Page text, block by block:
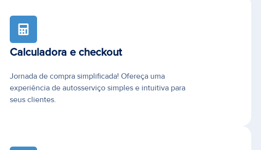
Calculadora e checkout
Jornada de compra simplificada! Ofereça uma
experiência de autosserviço simples e intuitiva para
seus clientes.